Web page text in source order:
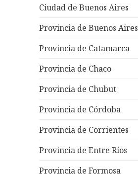
Ciudad de Buenos Aires
Provincia de Buenos Aires
Provincia de Catamarca
Provincia de Chaco
Provincia de Chubut
Provincia de Córdoba
Provincia de Corrientes
Provincia de Entre Ríos
Provincia de Formosa